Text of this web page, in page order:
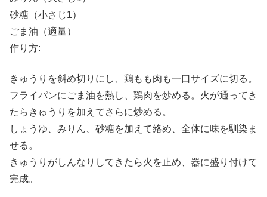
砂糖（小さじ1）
ごま油（適量）
作り方:
きゅうりを斜め切りにし、鶏もも肉も一口サイズに切る。
フライパンにごま油を熱し、鶏肉を炒める。火が通ってき
たらきゅうりを加えてさらに炒める。
しょうゆ、みりん、砂糖を加えて絡め、全体に味を馴染ま
せる。
きゅうりがしんなりしてきたら火を止め、器に盛り付けて
完成。